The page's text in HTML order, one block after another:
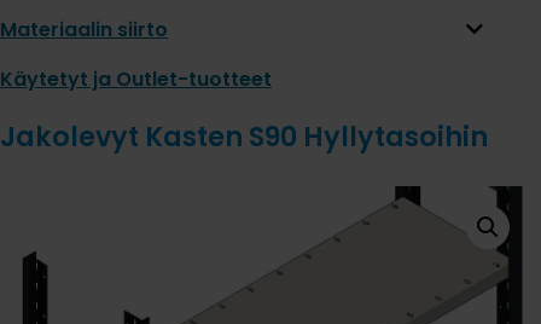
Materiaalin siirto
Käytetyt ja Outlet-tuotteet
Jakolevyt Kasten S90 Hyllytasoihin